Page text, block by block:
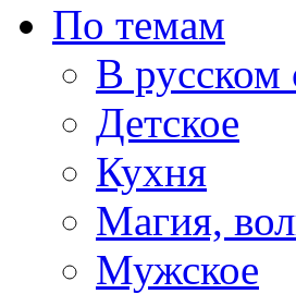
По темам
В русском
Детское
Кухня
Магия,
Мужское